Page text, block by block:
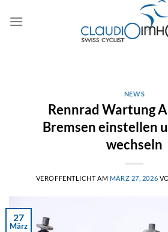
Inhalt
NEWS
Rennrad Wartung
Bremsen einstellen
wechseln
VERÖFFENTLICHT AM MÄRZ 27, 2026
27
März